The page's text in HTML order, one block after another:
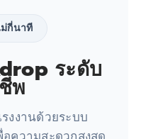
กี่นาที
ระดับ
พ
งงานด้วยระบบ